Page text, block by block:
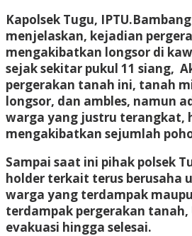
Kapolsek Tugu,
menjelaskan, kejadian
mengakibatkan longsor di
sejak sekitar pukul 11 siang,
pergerakan tanah ini, tanah
longsor, dan ambles, namun
warga yang justru terangkat,
mengakibatkan sejumlah
Sampai saat ini pihak polsek
holder terkait terus berusaha
warga yang terdampak
terdampak pergerakan
evakuasi hingga selesai.